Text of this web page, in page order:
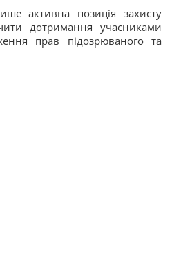
активна позиція захисту
дотримання учасниками
прав підозрюваного та